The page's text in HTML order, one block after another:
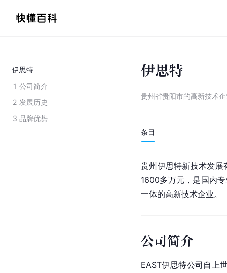
伊思特
1 公司简介
2 发展历史
3 品牌优势
伊思特
贵州省贵阳市的高新技术
条目
贵州伊思特新技术发展
1600多万元，是国内
一体的高新技术企业。
公司简介
EAST伊思特公司自上